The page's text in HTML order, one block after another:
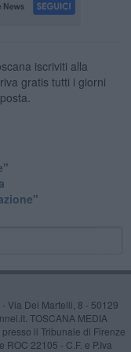
iscriviti alla
gratis tutti i giorni
Via Dei Martelli, 8 - 50129
TOSCANA MEDIA
il Tribunale di Firenze
22105 - C.F. e P.Iva